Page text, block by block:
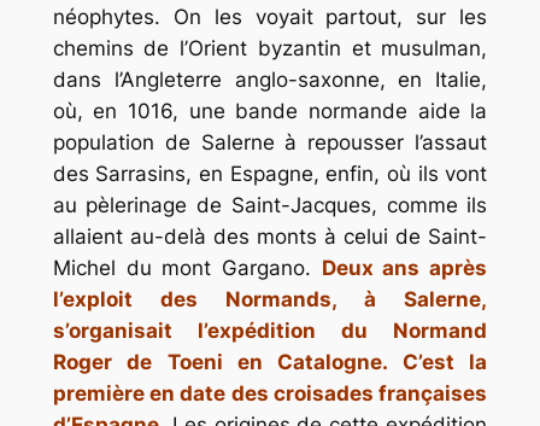
néophytes. On les voyait partout, sur les
chemins de l’Orient byzantin et musulman,
dans l’Angleterre anglo-saxonne, en Italie,
où, en 1016, une bande normande aide la
population de Salerne à repousser l’assaut
des Sarrasins, en Espagne, enfin, où ils vont
au pèlerinage de Saint-Jacques, comme ils
allaient au-delà des monts à celui de Saint-
Michel du mont Gargano. Deux ans après
l’exploit des Normands, à Salerne,
s’organisait l’expédition du Normand
Roger de Toeni en Catalogne. C’est la
première en date des croisades françaises